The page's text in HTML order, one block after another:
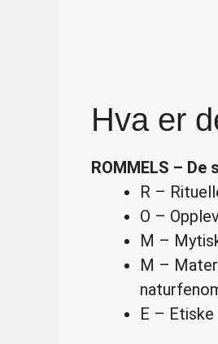
Hva er
ROMMELS – De
R –
O –
M –
M –
E – Etiske